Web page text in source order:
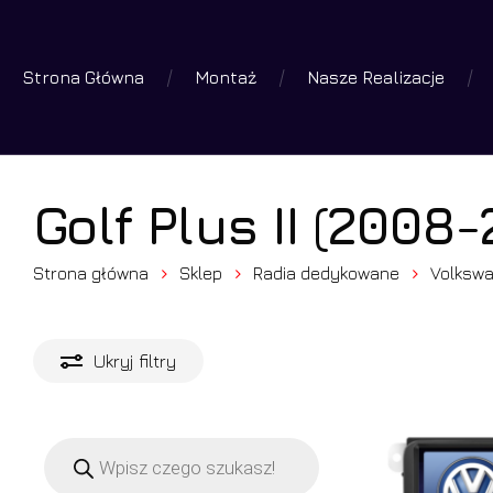
mainStrona Główna Montaż Nasze Realizacje
Golf Plus II (2008-
Strona główna Sklep Radia dedykowane
Ukryj filtry
produktów